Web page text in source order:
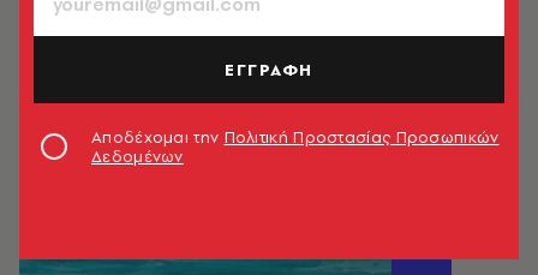
ΕΓΓΡΑΦΗ
Αποδέχομαι την Πολιτική Προστασίας Προσωπικών
Δεδομένων